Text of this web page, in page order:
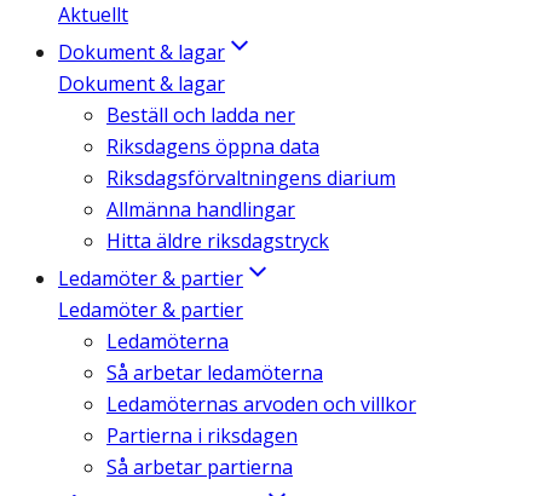
Aktuellt
Dokument & lagar
Dokument & lagar
Beställ och ladda ner
Riksdagens öppna data
Riksdagsförvaltningens diarium
Allmänna handlingar
Hitta äldre riksdagstryck
Ledamöter & partier
Ledamöter & partier
Ledamöterna
Så arbetar ledamöterna
Ledamöternas arvoden och villkor
Partierna i riksdagen
Så arbetar partierna